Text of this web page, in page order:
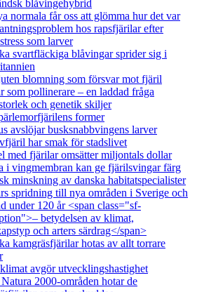
blåvingehybrid
normala får oss att glömma hur det var
hos rapsfjärilar efter
som larver
svartfläckiga blåvingar sprider sig i
blomning som försvar mot fjäril
som pollinerare – en laddad fråga
och genetik skiljer
former
avslöjar busksnabbvingens larver
har smak för stadslivet
med fjärilar omsätter miljontals dollar
i vingmembran kan ge fjärilsvingar färg
minskning av danska habitatspecialister
spridning till nya områden i Sverige och
under 120 år <span class="sf-
betydelsen av klimat,
och arters särdrag</span>
kamgräsfjärilar hotas av allt torrare
avgör utvecklingshastighet
2000-områden hotar de